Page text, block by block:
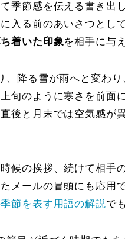
季節感を伝える書き出
入る前のあいさつとし
着いた印象を相手に与
、降る雪が雨へと変わ
旬のように寒さを前
後と月末では空気感が
候の挨拶、続けて相
メールの冒頭にも応用
節を表す用語の解説で